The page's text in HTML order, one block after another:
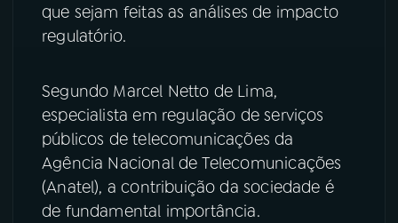
ACOMPANHE A RÁDIO NACIONAL
YouTube Facebook
Instagram
que sejam feitas as análises de impacto
regulatório.
Segundo Marcel Netto de Lima,
especialista em regulação de serviços
públicos de telecomunicações da
Agência Nacional de Telecomunicações
(Anatel), a contribuição da sociedade é
de fundamental importância.